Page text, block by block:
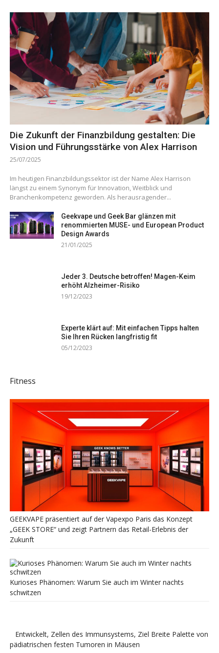
Die Zukunft der Finanzbildung gestalten: Die
Vision und Führungsstärke von Alex Harrison
25/07/2025
Im heutigen Finanzbildungssektor ist der Name Alex Harrison
längst zu einem Synonym für Innovation, Weitblick und
Branchenkompetenz geworden. Als herausragender...
Geekvape und Geek Bar glänzen mit
renommierten MUSE- und European Product
Design Awards
21/01/2025
Jeder 3. Deutsche betroffen! Magen-Keim
erhöht Alzheimer-Risiko
19/12/2023
Experte klärt auf: Mit einfachen Tipps halten
Sie Ihren Rücken langfristig fit
05/12/2023
Fitness
GEEKVAPE präsentiert auf der Vapexpo Paris das Konzept
„GEEK STORE“ und zeigt Partnern das Retail-Erlebnis der
Zukunft
Kurioses Phänomen: Warum Sie auch im Winter nachts
schwitzen
Entwickelt, Zellen des Immunsystems, Ziel Breite Palette von
pädiatrischen festen Tumoren in Mäusen